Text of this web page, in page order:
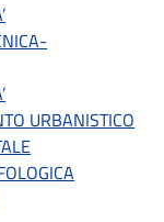
URBANISTICO